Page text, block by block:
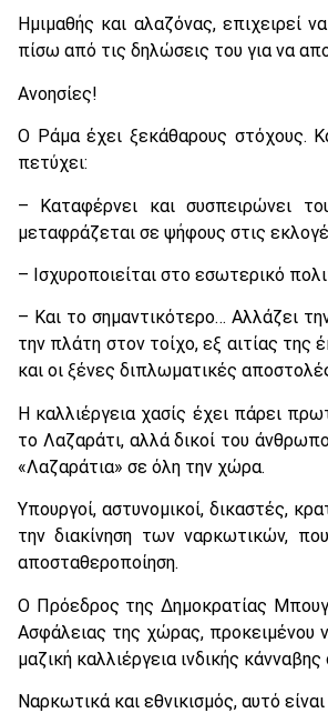
Ημιμαθής και αλαζόνας, επιχειρεί
πίσω από τις δηλώσεις του για να
Ανοησίες!
Ο Ράμα έχει ξεκάθαρους στόχους.
πετύχει:
– Καταφέρνει και συσπειρώνει
μεταφράζεται σε ψήφους στις
– Ισχυροποιείται στο εσωτερικό
– Και το σημαντικότερο… Αλλάζει
την πλάτη στον τοίχο, εξ αιτίας της
και οι ξένες διπλωματικές
Η καλλιέργεια χασίς έχει πάρει
το Λαζαράτι, αλλά δικοί του
«Λαζαράτια» σε όλη την χώρα.
Υπουργοί, αστυνομικοί, δικαστές,
την διακίνηση των ναρκωτικών,
αποσταθεροποίηση.
Ο Πρόεδρος της Δημοκρατίας
Ασφάλειας της χώρας, προκειμένου
μαζική καλλιέργεια ινδικής
Ναρκωτικά και εθνικισμός, αυτό